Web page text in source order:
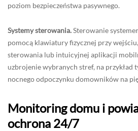
poziom bezpieczeństwa pasywnego.
Systemy sterowania.Sterowanie
pomocą klawiatury fizycznej przy
sterowania lub intuicyjnej aplikacji
uzbrojenie wybranych stref, na przykład
nocnego odpoczynku domowników na
Monitoring domu i
ochrona 24/7